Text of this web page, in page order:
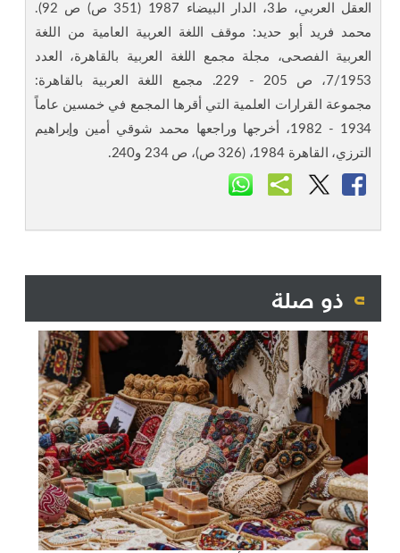
العقل العربي، ط3، الدار البيضاء 1987 (351 ص) ص 92).
محمد فريد أبو حديد: موقف اللغة العربية العامية من اللغة
العربية الفصحى، مجلة مجمع اللغة العربية بالقاهرة، العدد
7/1953، ص 205 - 229. مجمع اللغة العربية بالقاهرة:
مجموعة القرارات العلمية التي أقرها المجمع في خمسين عاماً
1934 - 1982، أخرجها وراجعها محمد شوقي أمين وإبراهيم
الترزي، القاهرة 1984، (326 ص)، ص 234 و240.
ذو صلة